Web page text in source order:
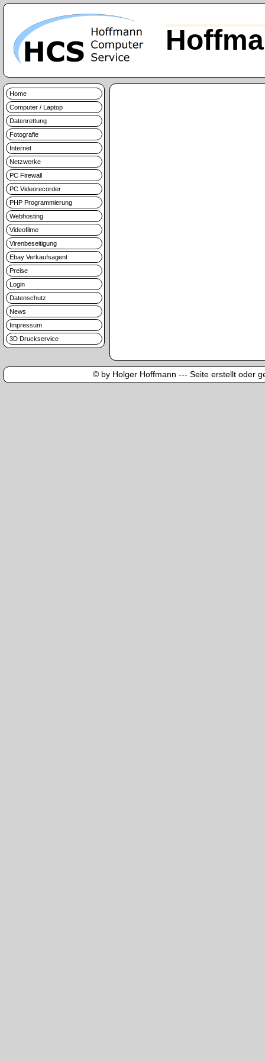
Home
Computer / Laptop
Datenrettung
Fotografie
Internet
Netzwerke
PC Firewall
PC Videorecorder
PHP Programmierung
Webhosting
Videofilme
Virenbeseitigung
Ebay Verkaufsagent
Preise
Login
Datenschutz
News
Impressum
3D Druckservice
© by Holger Hoffmann --- Seite erstellt oder